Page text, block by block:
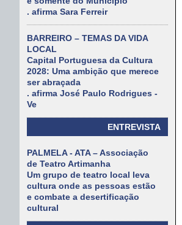
. afirma Sara Ferreir
BARREIRO – TEMAS DA VIDA
LOCAL
Capital Portuguesa da Cultura
2028: Uma ambição que merece
ser abraçada
. afirma José Paulo Rodrigues -
Ve
ENTREVISTA
PALMELA - ATA – Associação
de Teatro Artimanha
Um grupo de teatro local leva
cultura onde as pessoas estão
e combate a desertificação
cultural